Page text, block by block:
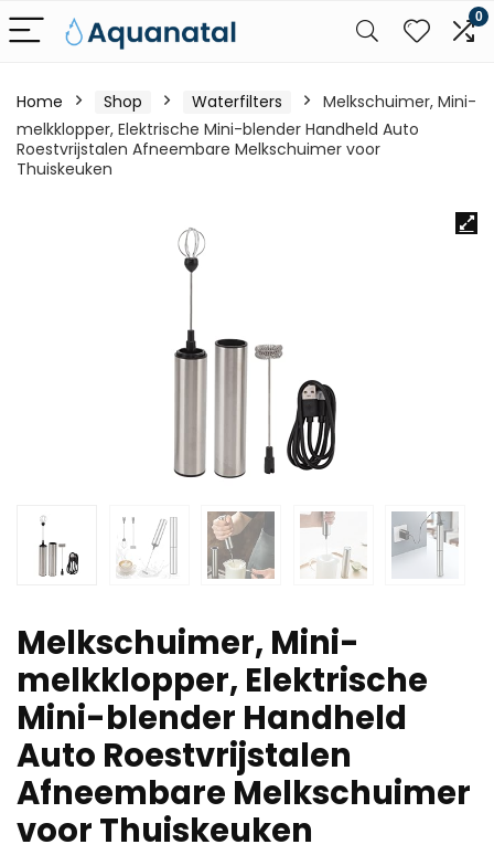
0
Home Shop Waterfilters
Melkschuimer, Mini-
melkklopper, Elektrische Mini-blender Handheld Auto
Roestvrijstalen Afneembare Melkschuimer voor
Thuiskeuken
Melkschuimer, Mini-
melkklopper, Elektrische
Mini-blender Handheld
Auto Roestvrijstalen
Afneembare Melkschuimer
voor Thuiskeuken